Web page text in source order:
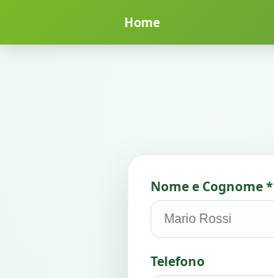
Home
Nome e Cognome *
Telefono